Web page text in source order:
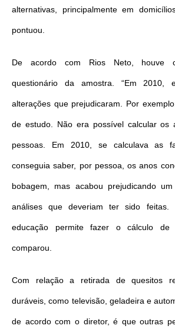
alternativas, principalmente em
pontuou.
De acordo com Rios Neto, houve
questionário da amostra. “Em 2010,
alterações que prejudicaram. Por
de estudo. Não era possível calcular os
pessoas. Em 2010, se calculava as
conseguia saber, por pessoa, os anos
bobagem, mas acabou prejudicando
análises que deveriamter sido feitas.
educação permite fazer o cálculo de
comparou.
Com relação a retirada de quesitos
duráveis, como televisão, geladeira e
de acordo com o diretor, é que outras